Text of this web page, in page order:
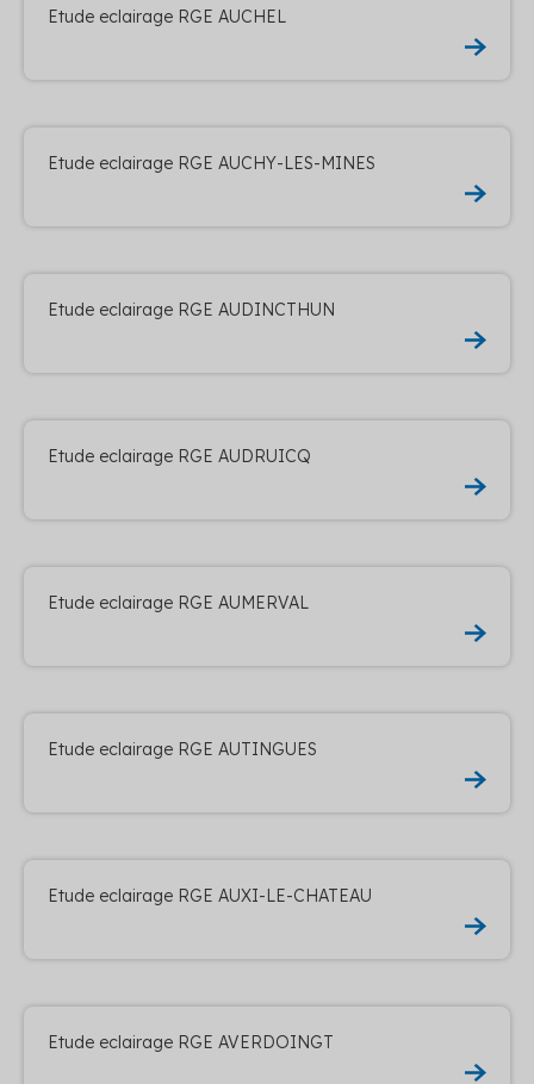
Etude eclairage RGE AUCHEL
Etude eclairage RGE AUCHY-LES-MINES
Etude eclairage RGE AUDINCTHUN
Etude eclairage RGE AUDRUICQ
Etude eclairage RGE AUMERVAL
Etude eclairage RGE AUTINGUES
Etude eclairage RGE AUXI-LE-CHATEAU
Etude eclairage RGE AVERDOINGT